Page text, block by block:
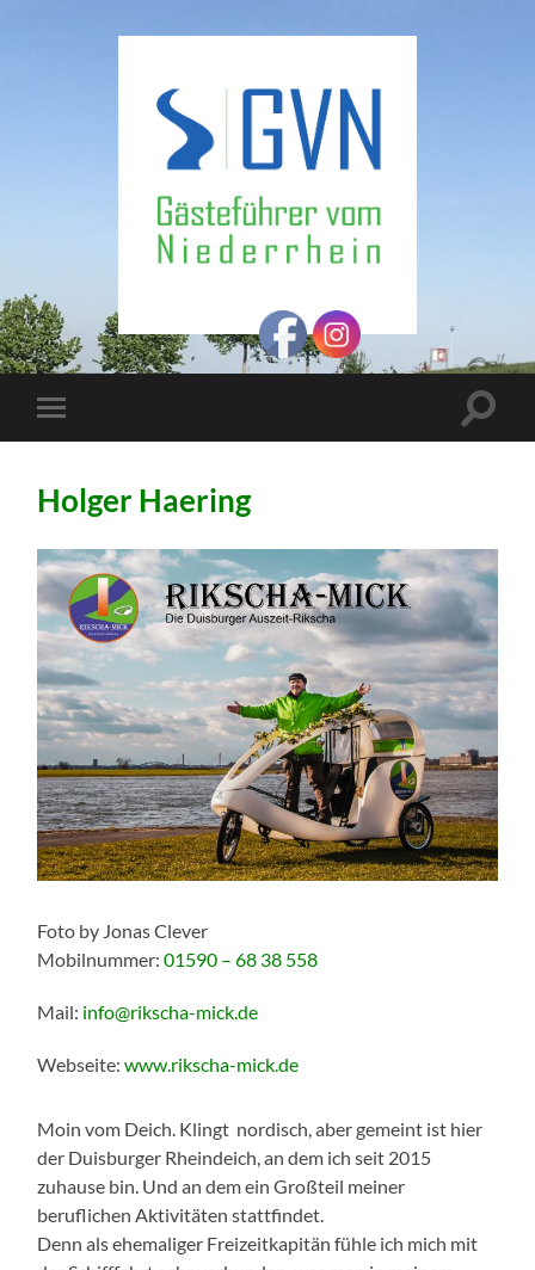
Gästeführer
vom
Niederrhein
Mobile-
Menü
Holger Haering
Foto by Jonas Clever
Mobilnummer:01590 – 68 38 558
Mail: info@rikscha-mick.de
Webseite:www.rikscha-mick.de
Moin vom Deich. Klingt nordisch, aber gemeint ist hier
der Duisburger Rheindeich, an dem ich seit 2015
zuhause bin. Und an dem ein Großteil meiner
beruflichen Aktivitäten stattfindet.
Denn als ehemaliger Freizeitkapitän fühle ich mich mit